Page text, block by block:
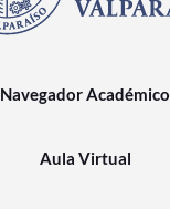
Navegador Académico
Aula Virtual